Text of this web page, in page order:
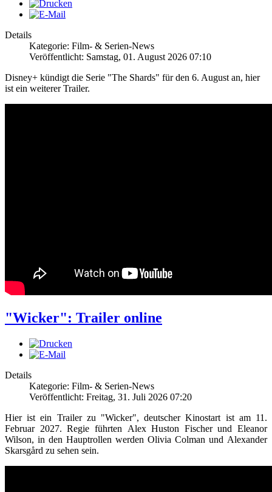
Details
Kategorie: Film- & Serien-News
Veröffentlicht: Samstag, 01. August 2026 07:10
Disney+ kündigt die Serie "The Shards" für den 6. August an, hier
ist ein weiterer Trailer.
"Wicker": Trailer online
Details
Kategorie: Film- & Serien-News
Veröffentlicht: Freitag, 31. Juli 2026 07:20
Hier ist ein Trailer zu "Wicker", deutscher Kinostart ist am 11.
Februar 2027. Regie führten Alex Huston Fischer und Eleanor
Wilson, in den Hauptrollen werden Olivia Colman und Alexander
Skarsgård zu sehen sein.